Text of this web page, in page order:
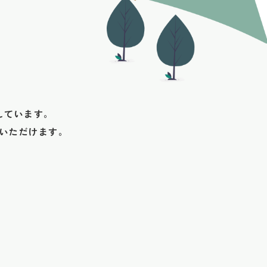
います。
ただけます。